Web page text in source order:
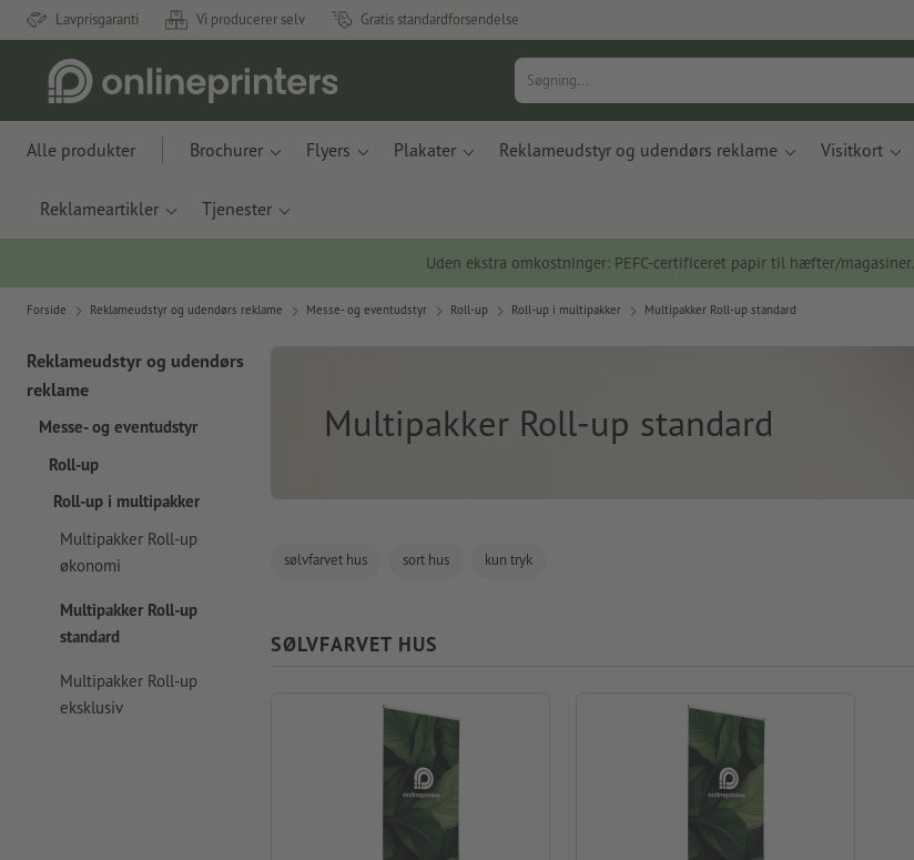
Lavprisgaranti Vi producerer selv Gratis standardforsendelse
Alle produkter Brochurer Flyers Plakater Reklameudstyr og udendørs reklame Visitkort
Reklameartikler Tjenester
Uden ekstra omkostninger: PEFC-certificeret papir til hæfter/magasiner.
Forside Reklameudstyr og udendørs reklame Messe- og eventudstyr Roll-up Roll-up i multipakker Multipakker Roll-up standard
Reklameudstyr og udendørs
reklame
Messe- og eventudstyr
Roll-up
Roll-up i multipakker
Multipakker Roll-up
økonomi
Multipakker Roll-up
standard
Multipakker Roll-up
eksklusiv
Multipakker Roll-up standard
sølvfarvet hus sort hus kun tryk
SØLVFARVET HUS